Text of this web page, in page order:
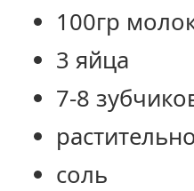
100гр
3 яйца
7-8
соль